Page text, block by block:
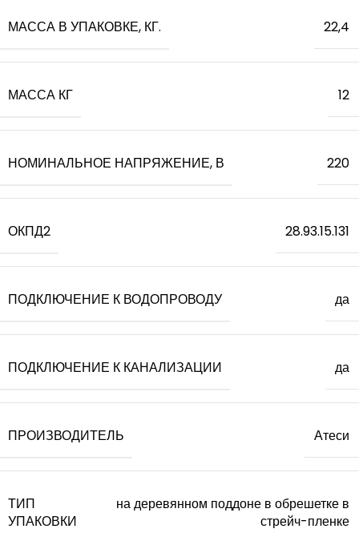
МАССА В УПАКОВКЕ, КГ. 22,4
МАССА КГ 12
НОМИНАЛЬНОЕ НАПРЯЖЕНИЕ, В 220
ОКПД2 28.93.15.131
ПОДКЛЮЧЕНИЕ К ВОДОПРОВОДУ да
ПОДКЛЮЧЕНИЕ К КАНАЛИЗАЦИИ да
ПРОИЗВОДИТЕЛЬ Атеси
ТИП
УПАКОВКИ
на деревянном поддоне в обрешетке в
стрейч-пленке